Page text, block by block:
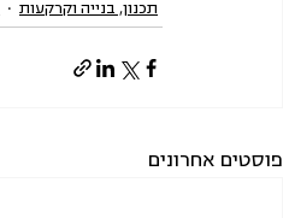
תכנון, בנייה וקרקעות
פוסטים אחרונים